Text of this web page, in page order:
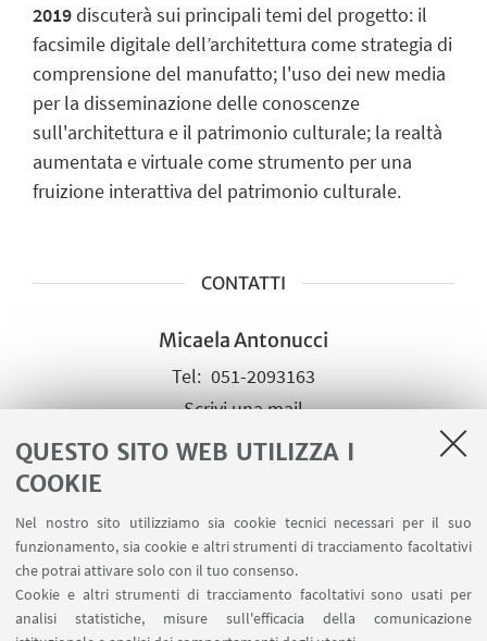
QUESTO SITO WEB UTILIZZA I
COOKIE
Nel nostro sito utilizziamo sia cookie tecnici necessari per il suo
funzionamento, sia cookie e altri strumenti di tracciamento facoltativi
che potrai attivare solo con il tuo consenso.
Cookie e altri strumenti di tracciamento facoltativi sono usati per
analisi statistiche, misure sull'efficacia della comunicazione
2019discuterà sui principali temi del progetto: il
facsimile digitale dell’architettura come strategia di
comprensione del manufatto; l'uso dei new media
per la disseminazione delle conoscenze
sull'architettura e il patrimonio culturale; la realtà
aumentata e virtuale come strumento per una
fruizione interattiva del patrimonio culturale.
CONTATTI
Micaela Antonucci
051-2093163
Scrivi una mail
051-2091413
Scrivi una mail